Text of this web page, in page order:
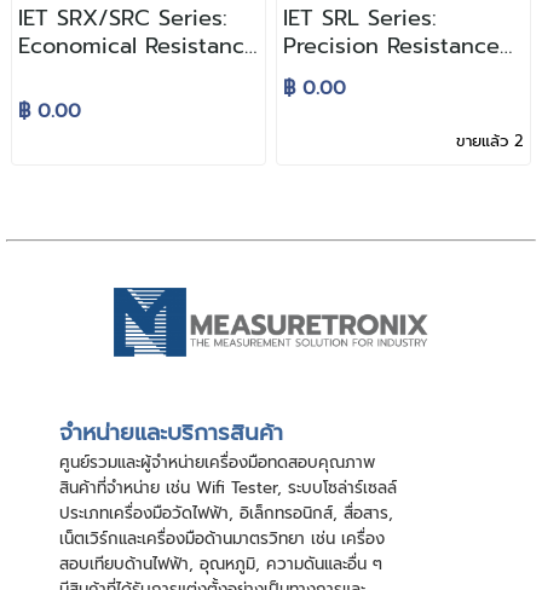
IET SRX/SRC Series:
Economical Resistance
฿ 0.00
IET SRL Series:
Precision Resistance
Standard
฿ 0.00
ขายแล้ว 2
จําหน่ายและบริการสินค้า
ศูนย์รวมและผู้จําหน่ายเครื่องมือทดสอบคุณภาพ
สินค้าที่จําหน่าย เช่น Wifi Tester, ระบบโซล่าร์เซลล์
ประเภทเครื่องมือวัดไฟฟ้า, อิเล็กทรอนิกส์, สื่อสาร,
เน็ตเวิร์กและเครื่องมือด้านมาตรวิทยา เช่น เครื่อง
สอบเทียบด้านไฟฟ้า, อุณหภูมิ, ความดันและอื่น ๆ